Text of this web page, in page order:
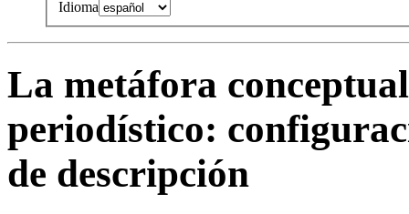
Idioma
La metáfora
periodístico:
de descripción